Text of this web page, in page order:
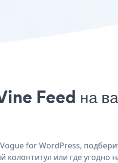
Feed на
for WordPress,
или где угодно